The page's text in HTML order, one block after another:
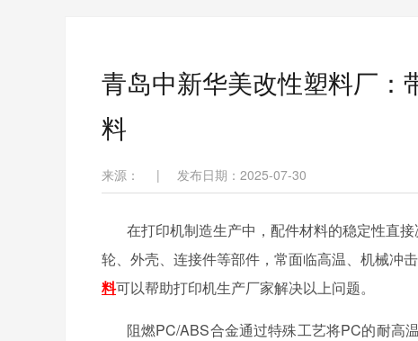
青岛中新华美改性塑料厂：
料
来源： | 发布日期：2025-07-30
在打印机制造生产中，配件材料的稳定性直
轮、外壳、连接件等部件，常面临高温、机械冲
料可以帮助打印机生产厂家解决以上问题。
阻燃PC/ABS合金通过特殊工艺将PC的耐高